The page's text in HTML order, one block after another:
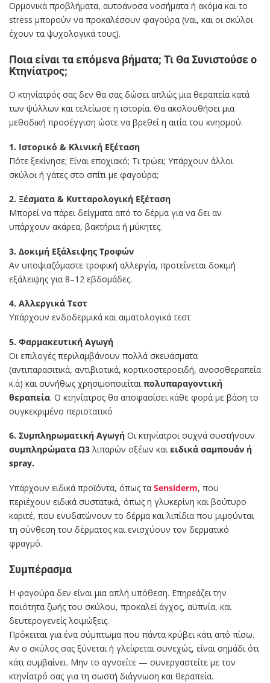
Ορμονικά προβλήματα, αυτοάνοσα νοσήματα ή ακόμα και το
stress μπορούν να προκαλέσουν φαγούρα (ναι, και οι σκύλοι
έχουν τα ψυχολογικά τους).
Ποια είναι τα επόμενα βήματα; Τι Θα Συνιστούσε ο
Κτηνίατρος;
Ο κτηνίατρός σας δεν θα σας δώσει απλώς μια θεραπεία κατά
των ψύλλων και τελείωσε η ιστορία. Θα ακολουθήσει μια
μεθοδική προσέγγιση ώστε να βρεθεί η αιτία του κνησμού.
1. Ιστορικό & Κλινική Εξέταση
Πότε ξεκίνησε; Είναι εποχιακό; Τι τρώει; Υπάρχουν άλλοι
σκύλοι ή γάτες στο σπίτι με φαγούρα;
2. Ξέσματα & Κυτταρολογική Εξέταση
Μπορεί να πάρει δείγματα από το δέρμα για να δει αν
υπάρχουν ακάρεα, βακτήρια ή μύκητες.
3. Δοκιμή Εξάλειψης Τροφών
Αν υποψιαζόμαστε τροφική αλλεργία, προτείνεται δοκιμή
εξάλειψης για 8–12 εβδομάδες.
4. Αλλεργικά Τεστ
Υπάρχουν ενδοδερμικά και αιματολογικά τεστ
5. Φαρμακευτική Αγωγή
Οι επιλογές περιλαμβάνουν πολλά σκευάσματα
(αντιπαρασιτικά, αντιβιοτικά, κορτικοστεροειδή, ανοσοθεραπεία
κ.ά) και συνήθως χρησιμοποιείταιπολυπαραγοντική
θεραπεία. Ο κτηνίατρος θα αποφασίσει κάθε φορά με βάση το
συγκεκριμένο περιστατικό
6. Συμπληρωματική Αγωγή Οι κτηνίατροι συχνά συστήνουν
συμπληρώματα Ω3 λιπαρών οξέων καιειδικά σαμπουάν ή
spray.
Υπάρχουν ειδικά προϊόντα, όπως τα Sensiderm, που
περιέχουν ειδικά συστατικά, όπως η γλυκερίνη και βούτυρο
καριτέ, που ενυδατώνουν το δέρμα και λιπίδια που μιμούνται
τη σύνθεση του δέρματος και ενισχύουν τον δερματικό
φραγμό.
Συμπέρασμα
Η φαγούρα δεν είναι μια απλή υπόθεση. Επηρεάζει την
ποιότητα ζωής του σκύλου, προκαλεί άγχος, αϋπνία, και
δευτερογενείς λοιμώξεις.
Πρόκειται για ένα σύμπτωμα που πάντα κρύβει κάτι από πίσω.
Αν ο σκύλος σας ξύνεται ή γλείφεται συνεχώς, είναι σημάδι ότι
κάτι συμβαίνει. Μην το αγνοείτε — συνεργαστείτε με τον
κτηνίατρό σας για τη σωστή διάγνωση και θεραπεία.